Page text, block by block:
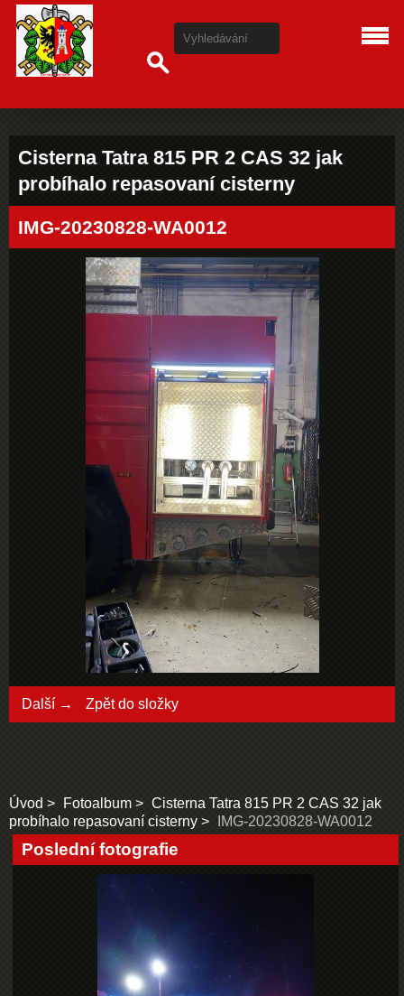
Cisterna Tatra 815 PR 2 CAS 32 jak
probíhalo repasovaní cisterny
IMG-20230828-WA0012
Další → Zpět do složky
Úvod Fotoalbum
Cisterna Tatra 815 PR 2 CAS 32 jak
probíhalo repasovaní cisterny
IMG-20230828-WA0012
Poslední fotografie